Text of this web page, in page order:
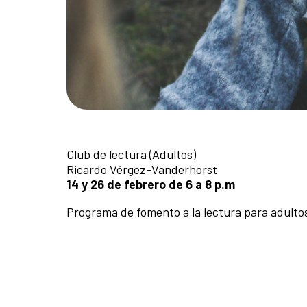
Club de lectura (Adultos)
Ricardo Vérgez-Vanderhorst
14 y 26 de febrero de 6 a 8 p.m
Programa de fomento a la lectura para